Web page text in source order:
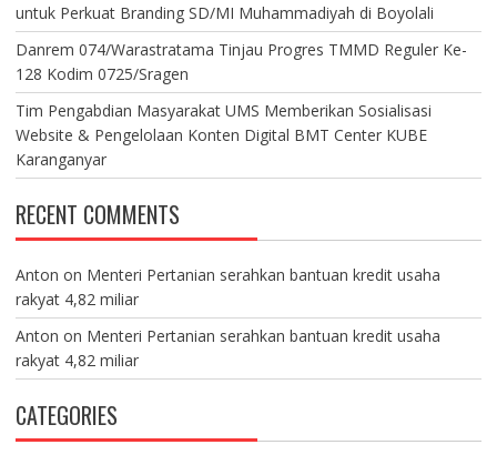
untuk Perkuat Branding SD/MI Muhammadiyah di Boyolali
Danrem 074/Warastratama Tinjau Progres TMMD Reguler Ke-
128 Kodim 0725/Sragen
Tim Pengabdian Masyarakat UMS Memberikan Sosialisasi
Website & Pengelolaan Konten Digital BMT Center KUBE
Karanganyar
RECENT COMMENTS
Anton on Menteri Pertanian serahkan bantuan kredit usaha
rakyat 4,82 miliar
Anton on Menteri Pertanian serahkan bantuan kredit usaha
rakyat 4,82 miliar
CATEGORIES